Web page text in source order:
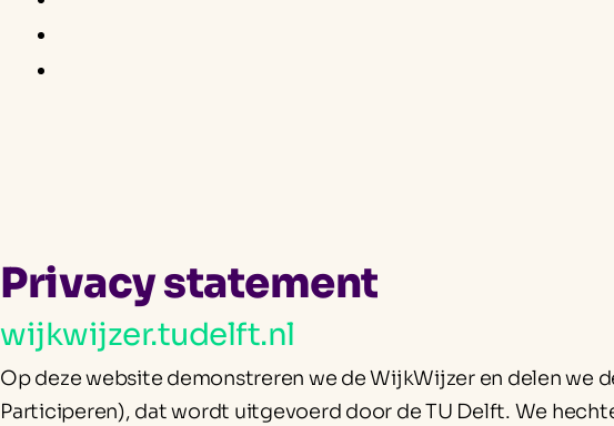
Privacy statement
wijkwijzer.tudelft.nl
Op deze website demonstreren we de WijkWijzer en delen we
Participeren), dat wordt uitgevoerd door de TU Delft. We